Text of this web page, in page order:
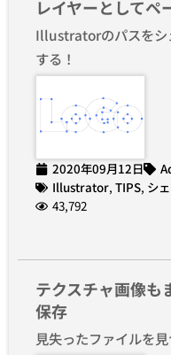
レイヤーとしてペ
Illustratorのパスをシ
する！
2020年09月12日
Illustrator, TIPS, シ
43,792
テクスチャ画像
保存
見失ったファイルを